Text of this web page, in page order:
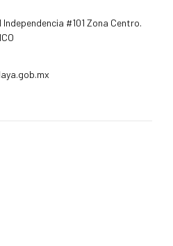
#101 Zona Centro.